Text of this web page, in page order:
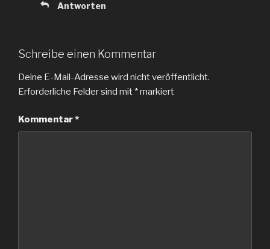
Antworten
Schreibe einen Kommentar
Deine E-Mail-Adresse wird nicht veröffentlicht.
Erforderliche Felder sind mit *markiert
Kommentar*